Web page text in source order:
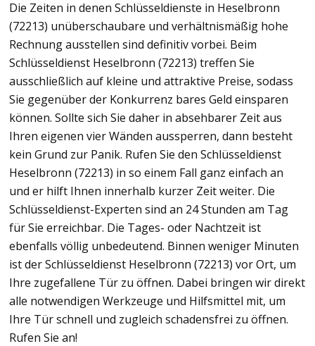
Die Zeiten in denen Schlüsseldienste in Heselbronn
(72213) unüberschaubare und verhältnismäßig hohe
Rechnung ausstellen sind definitiv vorbei. Beim
Schlüsseldienst Heselbronn (72213) treffen Sie
ausschließlich auf kleine und attraktive Preise, sodass
Sie gegenüber der Konkurrenz bares Geld einsparen
können. Sollte sich Sie daher in absehbarer Zeit aus
Ihren eigenen vier Wänden aussperren, dann besteht
kein Grund zur Panik. Rufen Sie den Schlüsseldienst
Heselbronn (72213) in so einem Fall ganz einfach an
und er hilft Ihnen innerhalb kurzer Zeit weiter. Die
Schlüsseldienst-Experten sind an 24 Stunden am Tag
für Sie erreichbar. Die Tages- oder Nachtzeit ist
ebenfalls völlig unbedeutend. Binnen weniger Minuten
ist der Schlüsseldienst Heselbronn (72213) vor Ort, um
Ihre zugefallene Tür zu öffnen. Dabei bringen wir direkt
alle notwendigen Werkzeuge und Hilfsmittel mit, um
Ihre Tür schnell und zugleich schadensfrei zu öffnen.
Rufen Sie an!